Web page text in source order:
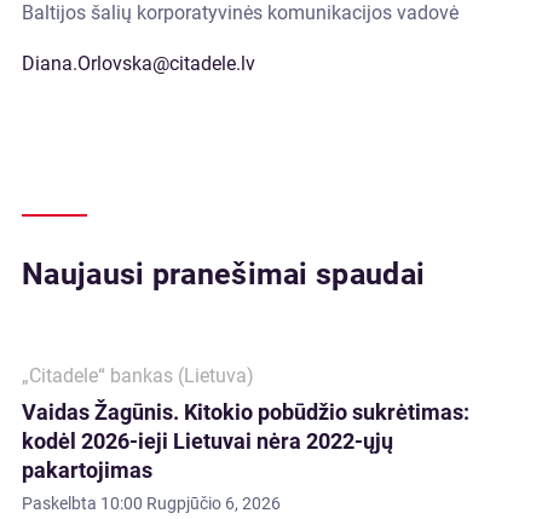
Baltijos šalių korporatyvinės komunikacijos vadovė
Diana.Orlovska@citadele.lv
Naujausi pranešimai spaudai
„Citadele“ bankas (Lietuva)
Vaidas Žagūnis. Kitokio pobūdžio sukrėtimas:
kodėl 2026-ieji Lietuvai nėra 2022-ųjų
pakartojimas
Paskelbta 10:00 Rugpjūčio 6, 2026